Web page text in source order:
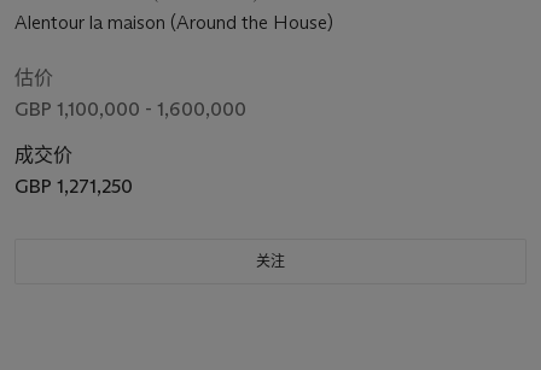
Alentour la maison (Around the House)
估价
GBP 1,100,000 - 1,600,000
成交价
GBP 1,271,250
关注